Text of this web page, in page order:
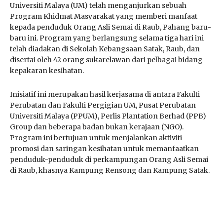
Universiti Malaya (UM) telah menganjurkan sebuah
Program Khidmat Masyarakat yang memberi manfaat
kepada penduduk Orang Asli Semai di Raub, Pahang baru-
baru ini. Program yang berlangsung selama tiga hari ini
telah diadakan di Sekolah Kebangsaan Satak, Raub, dan
disertai oleh 42 orang sukarelawan dari pelbagai bidang
kepakaran kesihatan.
Inisiatif ini merupakan hasil kerjasama di antara Fakulti
Perubatan dan Fakulti Pergigian UM, Pusat Perubatan
Universiti Malaya (PPUM), Perlis Plantation Berhad (PPB)
Group dan beberapa badan bukan kerajaan (NGO).
Program ini bertujuan untuk menjalankan aktiviti
promosi dan saringan kesihatan untuk memanfaatkan
penduduk-penduduk di perkampungan Orang Asli Semai
di Raub, khasnya Kampung Rensong dan Kampung Satak.